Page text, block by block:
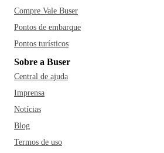
Compre Vale Buser
Pontos de embarque
Pontos turísticos
Sobre a Buser
Central de ajuda
Imprensa
Notícias
Blog
Termos de uso